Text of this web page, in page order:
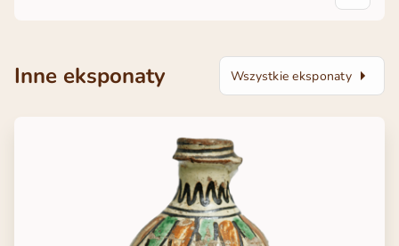
Inne eksponaty Wszystkie eksponaty